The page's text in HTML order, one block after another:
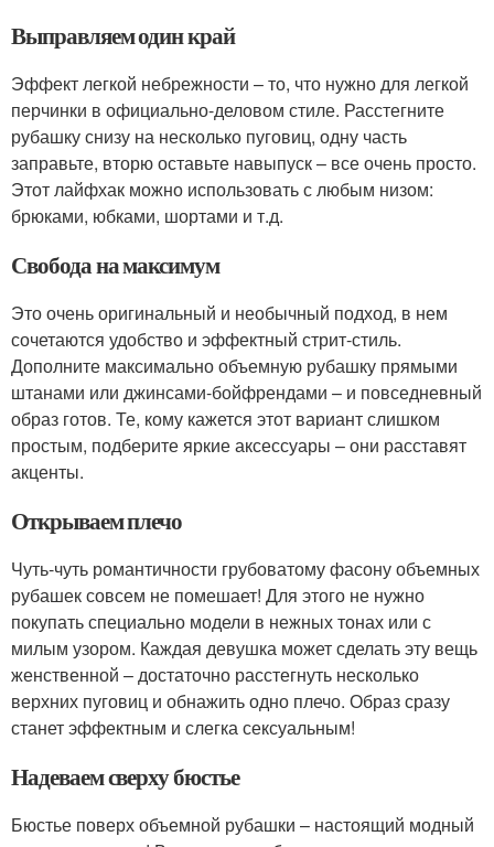
Выправляем один край
Эффект легкой небрежности – то, что нужно для легкой
перчинки в официально-деловом стиле. Расстегните
рубашку снизу на несколько пуговиц, одну часть
заправьте, вторю оставьте навыпуск – все очень просто.
Этот лайфхак можно использовать с любым низом:
брюками, юбками, шортами и т.д.
Свобода на максимум
Это очень оригинальный и необычный подход, в нем
сочетаются удобство и эффектный стрит-стиль.
Дополните максимально объемную рубашку прямыми
штанами или джинсами-бойфрендами – и повседневный
образ готов. Те, кому кажется этот вариант слишком
простым, подберите яркие аксессуары – они расставят
акценты.
Открываем плечо
Чуть-чуть романтичности грубоватому фасону объемных
рубашек совсем не помешает! Для этого не нужно
покупать специально модели в нежных тонах или с
милым узором. Каждая девушка может сделать эту вещь
женственной – достаточно расстегнуть несколько
верхних пуговиц и обнажить одно плечо. Образ сразу
станет эффектным и слегка сексуальным!
Надеваем сверху бюстье
Бюстье поверх объемной рубашки – настоящий модный